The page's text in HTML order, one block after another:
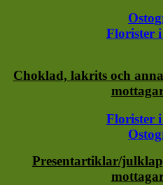
Florister i
Choklad, lakrits och
Florister i
Presentartiklar/